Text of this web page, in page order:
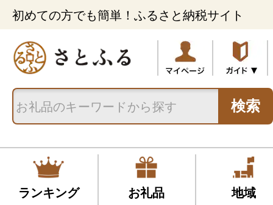
初めての方でも簡単！ふるさと納税サイト
検索
ランキング お礼品 地域